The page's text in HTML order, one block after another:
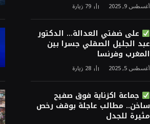
أغسطس 9, 2025 79 زيارة
على ضفتي العدالة… الدكتور
عبد الجليل الصقلي جسرا بين
المغرب وفرنسا
أغسطس 5, 2025 28 زيارة
جماعة اكزناية فوق صفيح
ساخن.. مطالب عاجلة بوقف رخص
مثيرة للجدل